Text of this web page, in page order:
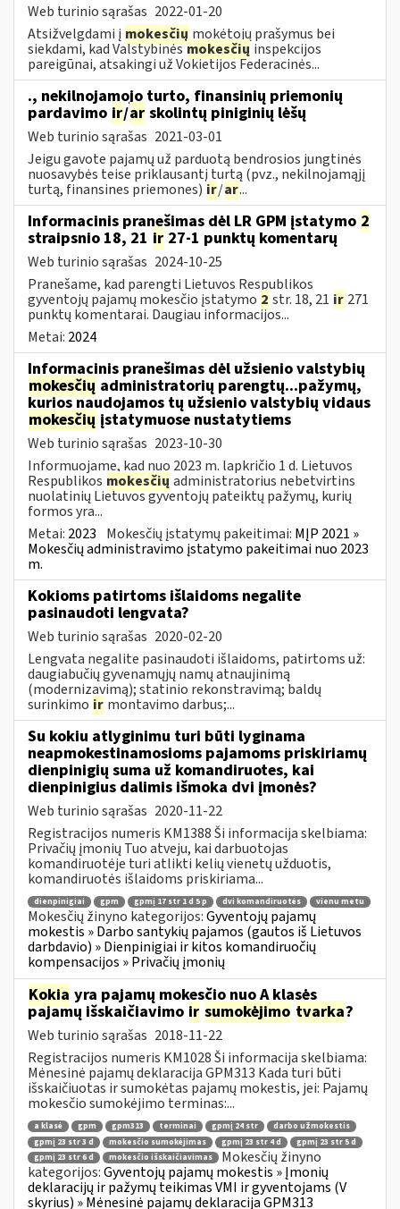
Web turinio sąrašas 2022-01-20
Atsižvelgdami į mokesčių mokėtojų prašymus bei
siekdami, kad Valstybinėsmokesčių inspekcijos
pareigūnai, atsakingi už Vokietijos Federacinės...
., nekilnojamojo turto, finansinių priemonių
pardavimo ir/ar skolintų piniginių lėšų
Web turinio sąrašas 2021-03-01
Jeigu gavote pajamų už parduotą bendrosios jungtinės
nuosavybės teise priklausantį turtą (pvz., nekilnojamąjį
turtą, finansines priemones) ir/ar...
Informacinis pranešimas dėl LR GPM įstatymo 2
straipsnio 18, 21 ir 27-1 punktų komentarų
Web turinio sąrašas 2024-10-25
Pranešame, kad parengti Lietuvos Respublikos
gyventojų pajamų mokesčio įstatymo 2 str. 18, 21 ir 271
punktų komentarai. Daugiau informacijos...
Metai: 2024
Informacinis pranešimas dėl užsienio valstybių
mokesčių administratorių parengtų...pažymų,
kurios naudojamos tų užsienio valstybių vidaus
mokesčių įstatymuose nustatytiems
Web turinio sąrašas 2023-10-30
Informuojame, kad nuo 2023 m. lapkričio 1 d. Lietuvos
Respublikos mokesčių administratorius nebetvirtins
nuolatinių Lietuvos gyventojų pateiktų pažymų, kurių
formos yra...
Metai: 2023 Mokesčių įstatymų pakeitimai: MĮP 2021 »
Mokesčių administravimo įstatymo pakeitimai nuo 2023
m.
Kokioms patirtoms išlaidoms negalite
pasinaudoti lengvata?
Web turinio sąrašas 2020-02-20
Lengvata negalite pasinaudoti išlaidoms, patirtoms už:
daugiabučių gyvenamųjų namų atnaujinimą
(modernizavimą); statinio rekonstravimą; baldų
surinkimo ir montavimo darbus;...
Su kokiu atlyginimu turi būti lyginama
neapmokestinamosioms pajamoms priskiriamų
dienpinigių suma už komandiruotes, kai
dienpinigius dalimis išmoka dvi įmonės?
Web turinio sąrašas 2020-11-22
Registracijos numeris KM1388 Ši informacija skelbiama:
Privačių įmonių Tuo atveju, kai darbuotojas
komandiruotėje turi atlikti kelių vienetų užduotis,
komandiruotės išlaidoms priskiriama...
dienpinigiai gpm gpmį 17 str 1 d 5 p dvi komandiruotės vienu metu
Mokesčių žinyno kategorijos:Gyventojų pajamų
mokestis » Darbo santykių pajamos (gautos iš Lietuvos
darbdavio) » Dienpinigiai ir kitos komandiruočių
kompensacijos » Privačių įmonių
Kokia yra pajamų mokesčio nuo A klasės
pajamų išskaičiavimo ir sumokėjimo tvarka?
Web turinio sąrašas 2018-11-22
Registracijos numeris KM1028 Ši informacija skelbiama:
Mėnesinė pajamų deklaracija GPM313 Kada turi būti
išskaičiuotas ir sumokėtas pajamų mokestis, jei: Pajamų
mokesčio sumokėjimo terminas:...
a klasė gpm gpm313 terminai gpmį 24 str
darbo užmokestis
gpmį 23 str 3 d
mokesčio sumokėjimas gpmį 23 str 4 d
gpmį 23 str 5 d
gpmį 23 str 6 d
mokesčio išskaičiavimas
Mokesčių žinyno
kategorijos:Gyventojų pajamų mokestis » Įmonių
deklaracijų ir pažymų teikimas VMI ir gyventojams (V
skyrius) » Mėnesinė pajamų deklaracija GPM313